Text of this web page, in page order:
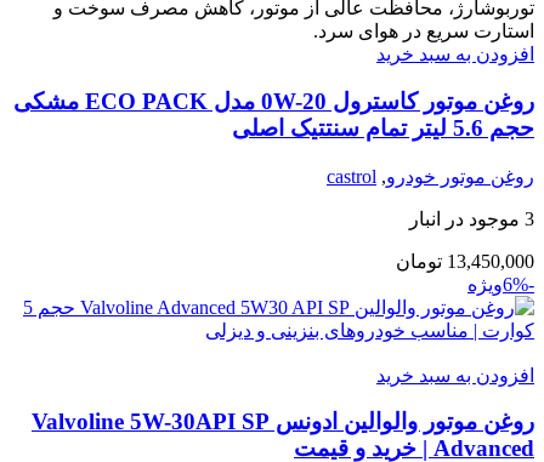
افزودن به سبد خرید
روغن موتور کاسترول 0W-20 مدل ECO PACK مشکی
حجم 5.6 لیتر تمام سنتتیک اصلی
روغن موتور خودرو,
castrol
3 موجود در انبار
13,450,000 تومان
-6%
ویژه
افزودن به سبد خرید
روغن موتور والوالین ادونس Valvoline 5W-30API SP
Advanced | خرید و قیمت